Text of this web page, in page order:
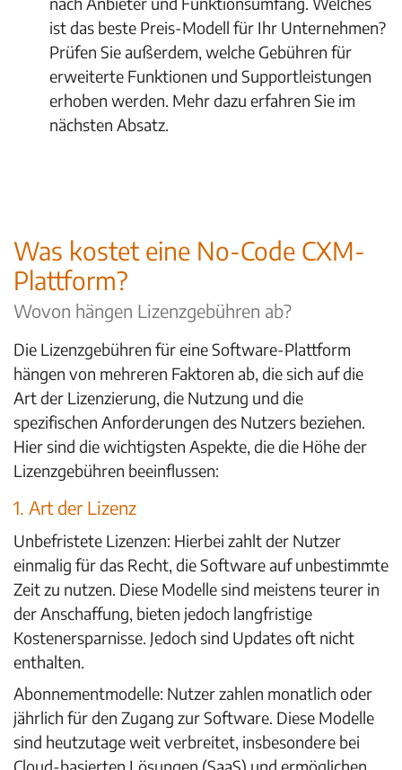
ist das beste Preis-Modell für Ihr Unternehmen?
Prüfen Sie außerdem, welche Gebühren für
erweiterte Funktionen und Supportleistungen
erhoben werden. Mehr dazu erfahren Sie im
nächsten Absatz.
Was kostet eine No-Code CXM-
Plattform?
Wovon hängen Lizenzgebühren ab?
Die Lizenzgebühren für eine Software-Plattform
hängen von mehreren Faktoren ab, die sich auf die
Art der Lizenzierung, die Nutzung und die
spezifischen Anforderungen des Nutzers beziehen.
Hier sind die wichtigsten Aspekte, die die Höhe der
Lizenzgebühren beeinflussen:
1. Art der Lizenz
Unbefristete Lizenzen: Hierbei zahlt der Nutzer
einmalig für das Recht, die Software auf unbestimmte
Zeit zu nutzen. Diese Modelle sind meistens teurer in
der Anschaffung, bieten jedoch langfristige
Kostenersparnisse. Jedoch sind Updates oft nicht
enthalten.
Abonnementmodelle: Nutzer zahlen monatlich oder
jährlich für den Zugang zur Software. Diese Modelle
sind heutzutage weit verbreitet, insbesondere bei